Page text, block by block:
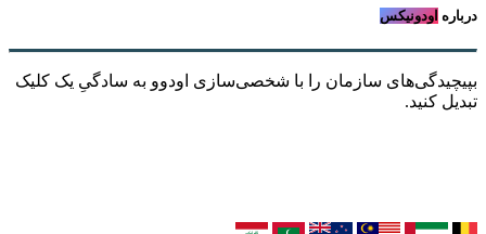
درباره اودونیکس
بپیچیدگی‌های سازمان را با شخصی‌سازی اودوو به سادگیِ یک کلیک
تبدیل کنید.